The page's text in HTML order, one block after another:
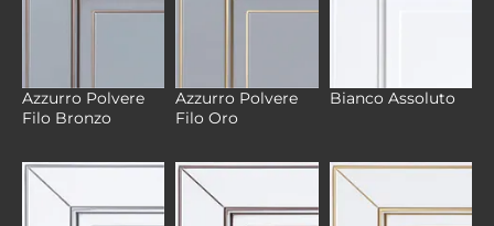
Azzurro Polvere
Filo Bronzo
Azzurro Polvere
Filo Oro
Bianco Assoluto